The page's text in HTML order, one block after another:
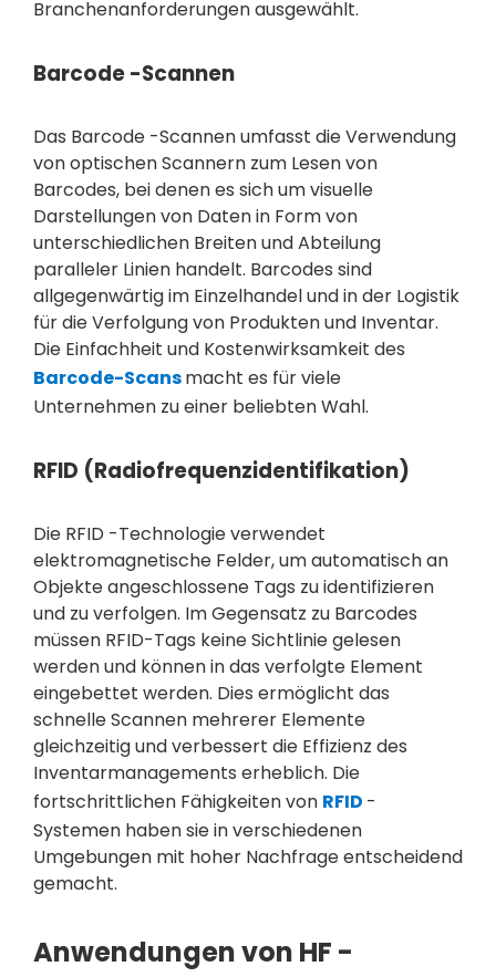
Branchenanforderungen ausgewählt.
Barcode -Scannen
Das Barcode -Scannen umfasst die Verwendung
von optischen Scannern zum Lesen von
Barcodes, bei denen es sich um visuelle
Darstellungen von Daten in Form von
unterschiedlichen Breiten und Abteilung
paralleler Linien handelt. Barcodes sind
allgegenwärtig im Einzelhandel und in der Logistik
für die Verfolgung von Produkten und Inventar.
Die Einfachheit und Kostenwirksamkeit des
Barcode-Scansmacht es für viele
Unternehmen zu einer beliebten Wahl.
RFID (Radiofrequenzidentifikation)
Die RFID -Technologie verwendet
elektromagnetische Felder, um automatisch an
Objekte angeschlossene Tags zu identifizieren
und zu verfolgen. Im Gegensatz zu Barcodes
müssen RFID-Tags keine Sichtlinie gelesen
werden und können in das verfolgte Element
eingebettet werden. Dies ermöglicht das
schnelle Scannen mehrerer Elemente
gleichzeitig und verbessert die Effizienz des
Inventarmanagements erheblich. Die
fortschrittlichen Fähigkeiten von RFID -
Systemen haben sie in verschiedenen
Umgebungen mit hoher Nachfrage entscheidend
gemacht.
Anwendungen von HF -